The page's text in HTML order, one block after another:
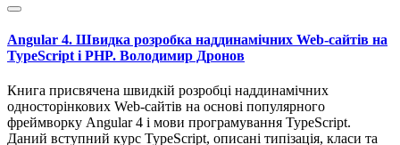
Angular 4. Швидка розробка наддинамічних Web-сайтів на
TypeScript і PHP. Володимир Дронов
Книга присвячена швидкій розробці наддинамічних
односторінкових Web-сайтів на основі популярного
фреймворку Angular 4 і мови програмування TypeScript.
Даний вступний курс TypeScript, описані типізація, класи та